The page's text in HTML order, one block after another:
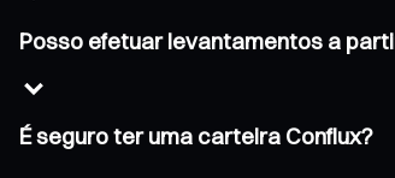
Posso efetuar levantamentos a
É seguro ter uma carteira Conflux?